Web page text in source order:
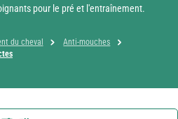
pour le pré et l'entraînement.
du cheval
Anti-mouches